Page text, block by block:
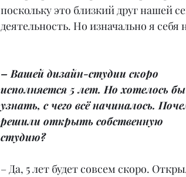
поскольку это близкий друг нашей
деятельность. Но изначально я
– Вашей дизайн-студии скоро
исполняется 5 лет. Но хотелось бы
узнать, с чего всё начиналось.
решили открыть собственную
студию?
– Да, 5 лет будет совсем скоро.